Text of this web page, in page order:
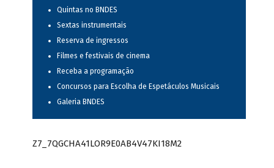
Quintas no BNDES
Sextas instrumentais
Reserva de ingressos
Filmes e festivais de cinema
Receba a programação
Concursos para Escolha de Espetáculos Musicais
Galeria BNDES
Z7_7QGCHA41LOR9E0AB4V47KI18M2